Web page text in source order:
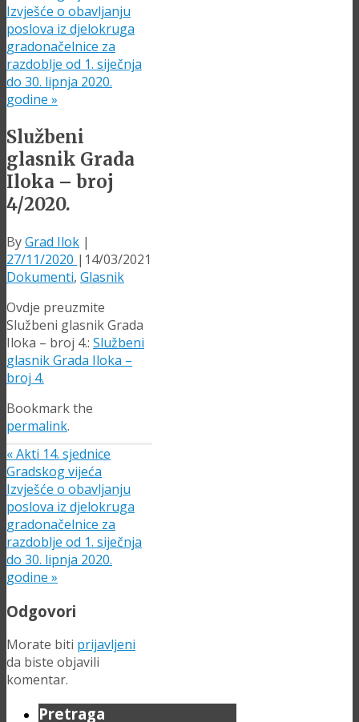
Izvješće o obavljanju
poslova iz djelokruga
gradonačelnice za
razdoblje od 1. siječnja
do 30. lipnja 2020.
godine »
Službeni
glasnik Grada
Iloka – broj
4/2020.
ByGrad Ilok |
27/11/2020 | 14/03/2021
Dokumenti, Glasnik
Ovdje preuzmite
Službeni glasnik Grada
Iloka – broj 4.: Službeni
glasnik Grada Iloka –
broj 4.
Bookmark the
permalink.
«Akti 14. sjednice
Gradskog vijeća
Izvješće o obavljanju
poslova iz djelokruga
gradonačelnice za
razdoblje od 1. siječnja
do 30. lipnja 2020.
godine »
Odgovori
Morate biti prijavljeni
da biste objavili
komentar.
Pretraga